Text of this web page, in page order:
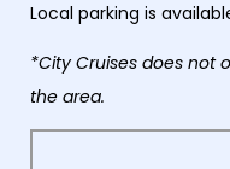
Local parking is
*City Cruises does not
the area.